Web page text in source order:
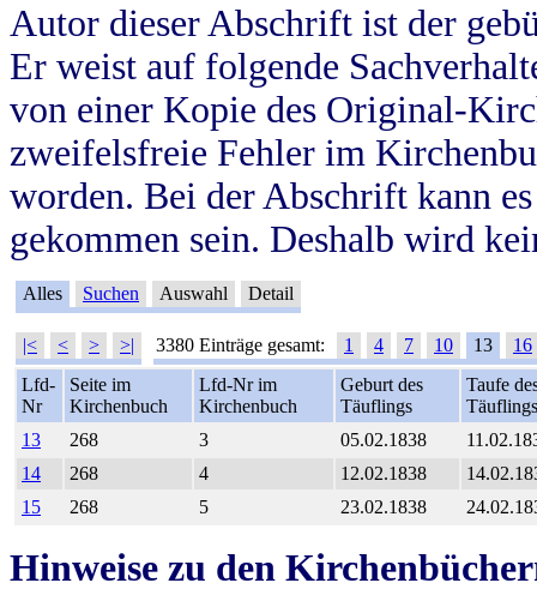
Autor dieser Abschrift ist der
Er weist auf folgende
von einer Kopie des Original-
zweifelsfreie Fehler im
worden. Bei der Abschrift kann
gekommen sein. Deshalb wird
Alles Suchen Auswahl Detail
|< < > >| 3380 Einträge gesamt: 1 4 7 10 13
16
Lfd-
Nr
Seite im
Kirchenbuch
Lfd-Nr im
Kirchenbuch
Geburt des
Täuflings
Taufe
Täuflings
13
268 3 05.02.1838
14
268 4 12.02.1838
15
268 5 23.02.1838
Hinweise zu den